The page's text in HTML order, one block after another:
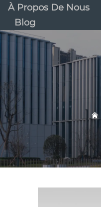
À Propos De Nous
Blog